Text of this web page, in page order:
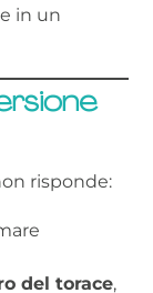
in un
risponde:
del torace,